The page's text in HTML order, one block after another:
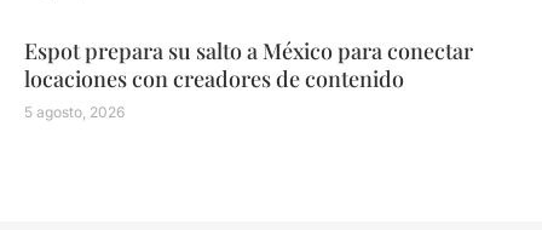
Espot prepara su salto a México para conectar
locaciones con creadores de contenido
5 agosto, 2026